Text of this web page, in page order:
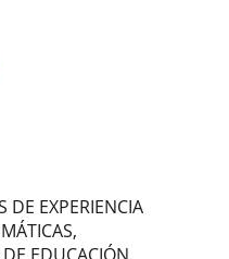
DE EXPERIENCIA